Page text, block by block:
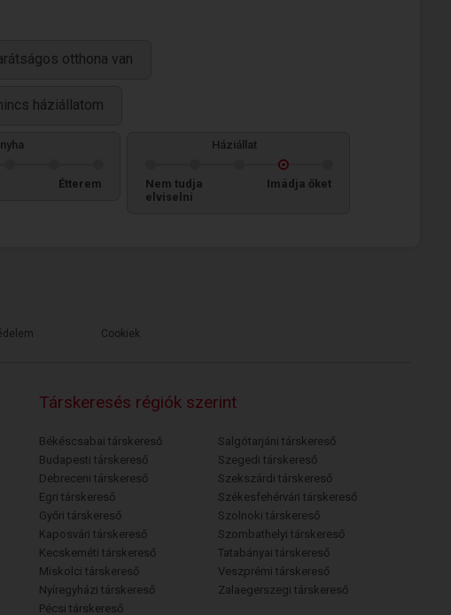
otthona van
háziállatom
Étterem
Háziállat
Nem tudja
elviselni
Imádja őket
Cookiek
Társkeresés régiók szerint
Békéscsabai társkereső
Budapesti társkereső
Debreceni társkereső
Egri társkereső
Győri társkereső
Kaposvári társkereső
Kecskeméti társkereső
Miskolci társkereső
Nyíregyházi társkereső
Pécsi társkereső
Salgótarjáni társkereső
Szegedi társkereső
Szekszárdi társkereső
Székesfehérvári társkereső
Szolnoki társkereső
Szombathelyi társkereső
Tatabányai társkereső
Veszprémi társkereső
Zalaegerszegi társkereső